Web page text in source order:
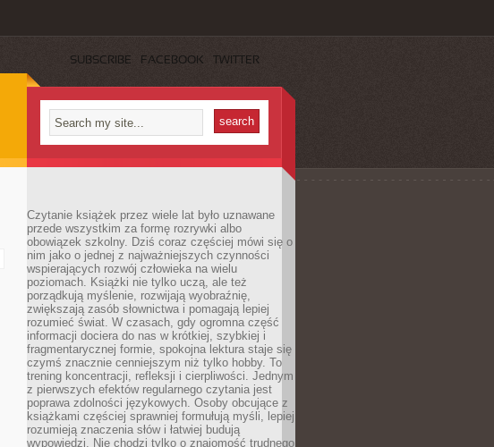
SUBSCRIBE FACEBOOK TWITTER
Czytanie książek przez wiele lat było uznawane
przede wszystkim za formę rozrywki albo
obowiązek szkolny. Dziś coraz częściej mówi się o
nim jako o jednej z najważniejszych czynności
wspierających rozwój człowieka na wielu
poziomach. Książki nie tylko uczą, ale też
porządkują myślenie, rozwijają wyobraźnię,
zwiększają zasób słownictwa i pomagają lepiej
rozumieć świat. W czasach, gdy ogromna część
informacji dociera do nas w krótkiej, szybkiej i
fragmentarycznej formie, spokojna lektura staje się
czymś znacznie cenniejszym niż tylko hobby. To
trening koncentracji, refleksji i cierpliwości. Jednym
z pierwszych efektów regularnego czytania jest
poprawa zdolności językowych. Osoby obcujące z
książkami częściej sprawniej formułują myśli, lepiej
rozumieją znaczenia słów i łatwiej budują
wypowiedzi. Nie chodzi tylko o znajomość trudnego